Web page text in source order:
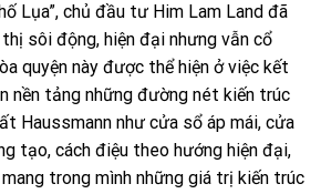
Lụa”, chủ đầu tư Him Lam Land đã
sôi động, hiện đại nhưng vẫn cổ
quyện này được thể hiện ở việc kết
nền tảng những đường nét kiến trúc
Haussmann như cửa sổ áp mái, cửa
tạo, cách điệu theo hướng hiện đại,
trong mình những giá trị kiến trúc